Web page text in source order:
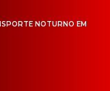
NOTURNO EM